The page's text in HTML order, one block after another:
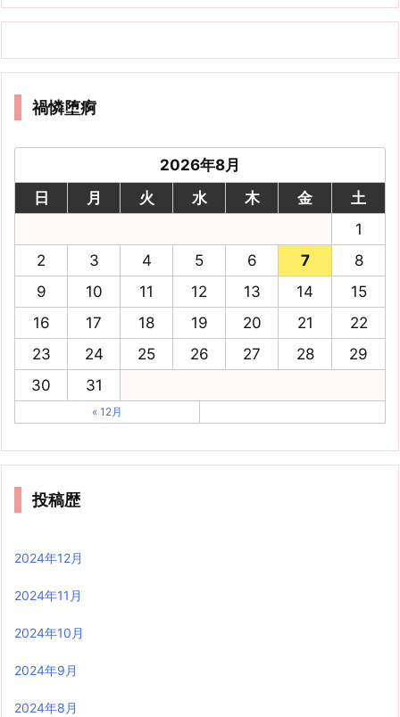
禍憐堕痾
2026年8月
日
月 火 水 木 金
土
1
2
3 4 5 6 7
8
9
10 11 12 13 14
15
16
17 18 19 20 21
22
23
24 25 26 27 28
29
30
31
« 12月
投稿歴
2024年12月
2024年11月
2024年10月
2024年9月
2024年8月